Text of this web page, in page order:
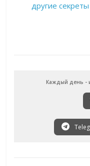
другие
Каждый день -